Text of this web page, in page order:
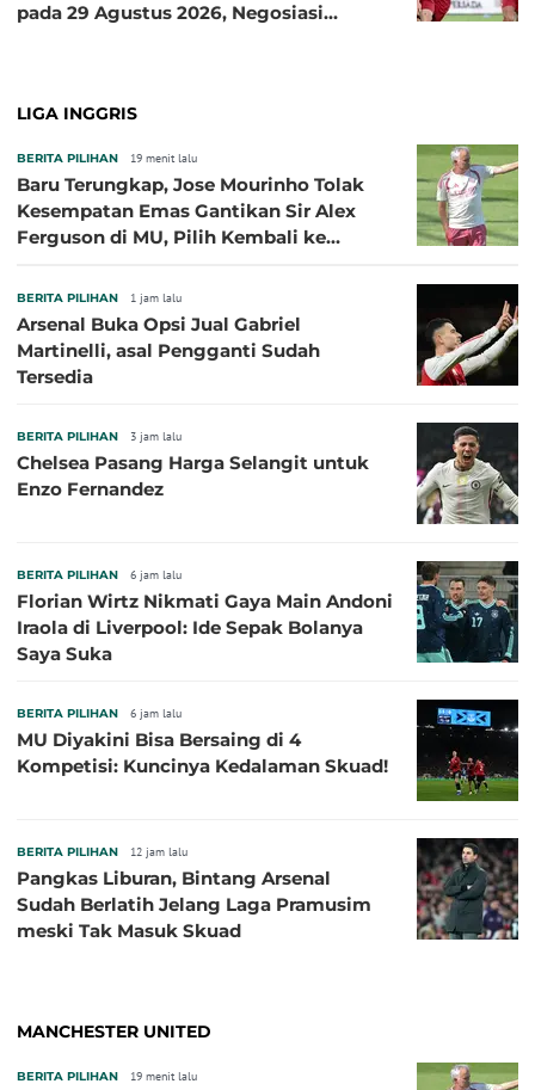
pada 29 Agustus 2026, Negosiasi
LIGA INGGRIS
BERITA PILIHAN 19 menit lalu
Baru Terungkap, Jose Mourinho Tolak
Kesempatan Emas Gantikan Sir Alex
Ferguson di MU, Pilih Kembali ke
BERITA PILIHAN 1 jam lalu
Arsenal Buka Opsi Jual Gabriel
Martinelli, asal Pengganti Sudah
Tersedia
BERITA PILIHAN 3 jam lalu
Chelsea Pasang Harga Selangit untuk
Enzo Fernandez
BERITA PILIHAN 6 jam lalu
Florian Wirtz Nikmati Gaya Main Andoni
Iraola di Liverpool: Ide Sepak Bolanya
Saya Suka
BERITA PILIHAN 6 jam lalu
MU Diyakini Bisa Bersaing di 4
Kompetisi: Kuncinya Kedalaman Skuad!
BERITA PILIHAN 12 jam lalu
Pangkas Liburan, Bintang Arsenal
Sudah Berlatih Jelang Laga Pramusim
meski Tak Masuk Skuad
MANCHESTER UNITED
BERITA PILIHAN 19 menit lalu